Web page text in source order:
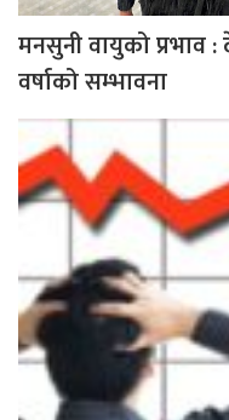
मनसुनी वायुको प्रभाव
वर्षाको सम्भावना